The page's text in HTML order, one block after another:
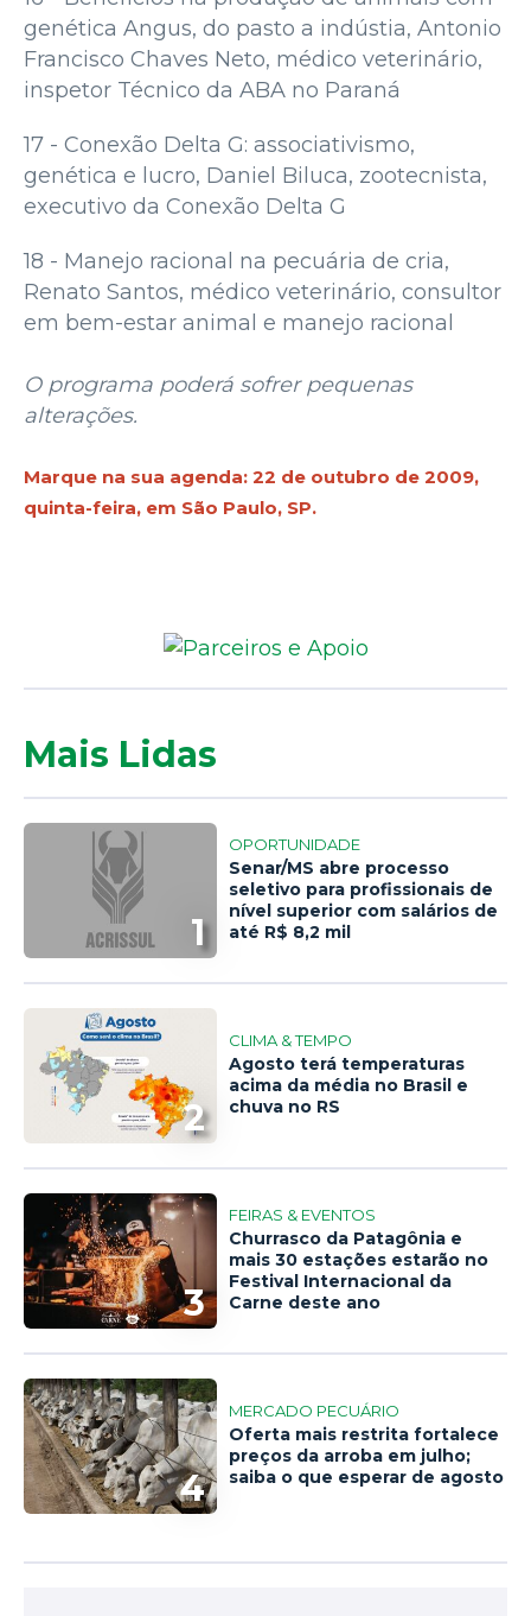
genética Angus, do pasto a indústia, Antonio
Francisco Chaves Neto, médico veterinário,
inspetor Técnico da ABA no Paraná
17 - Conexão Delta G: associativismo,
genética e lucro, Daniel Biluca, zootecnista,
executivo da Conexão Delta G
18 - Manejo racional na pecuária de cria,
Renato Santos, médico veterinário, consultor
em bem-estar animal e manejo racional
O programa poderá sofrer pequenas
alterações.
Marque na sua agenda: 22 de outubro de 2009,
quinta-feira, em São Paulo, SP.
Mais Lidas
1
OPORTUNIDADE
Senar/MS abre processo
seletivo para profissionais de
nível superior com salários de
até R$ 8,2 mil
2
CLIMA & TEMPO
Agosto terá temperaturas
acima da média no Brasil e
chuva no RS
3
FEIRAS & EVENTOS
Churrasco da Patagônia e
mais 30 estações estarão no
Festival Internacional da
Carne deste ano
4
MERCADO PECUÁRIO
Oferta mais restrita fortalece
preços da arroba em julho;
saiba o que esperar de agosto